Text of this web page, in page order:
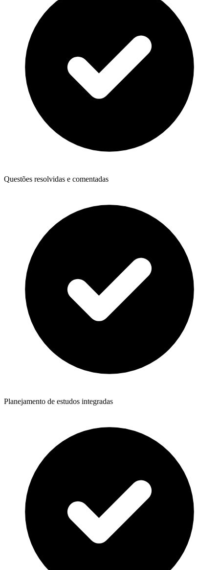
Questões resolvidas e comentadas
Planejamento de estudos integradas